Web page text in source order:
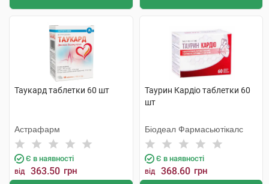
Таукард таблетки 60 шт
Астрафарм
Є в наявності
від 363.50 грн
Таурин Кардіо таблетки 60
шт
Біодеал Фармасьютікалс
Є в наявності
від 368.60 грн